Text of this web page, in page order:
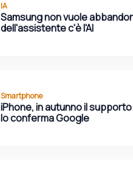
IA
Samsung non vuole
dell'assistente c'è l'AI
Smartphone
iPhone, in autunno il
lo conferma Google